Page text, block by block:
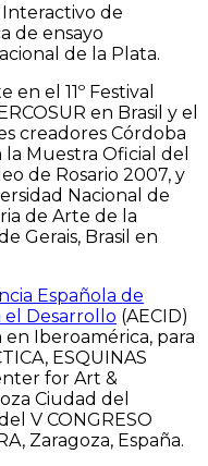
de
de ensayo
de la Plata.
en el 11º Festival
en Brasil y el
creadores Córdoba
Muestra Oficial del
de Rosario 2007, y
Nacional de
de Arte de la
Gerais, Brasil en
Española de
el Desarrollo (AECID)
Iberoamérica, para
ESQUINAS
for Art &
Ciudad del
V CONGRESO
Zaragoza, España.